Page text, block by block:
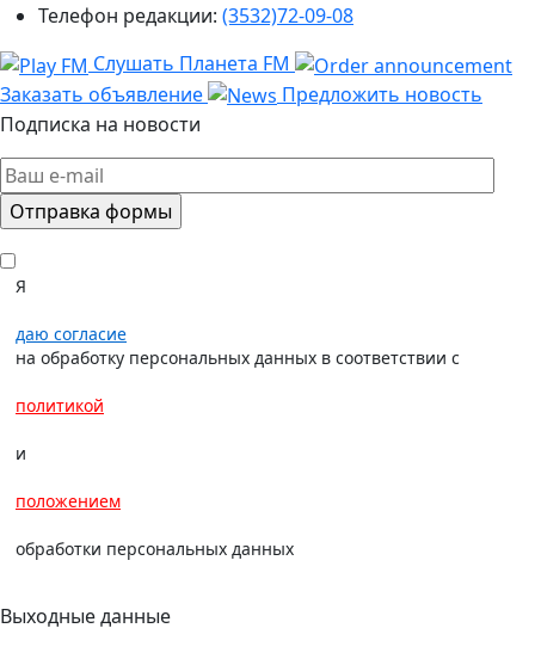
Телефон редакции: (3532)72-09-08
Слушать Планета FM
Заказать объявление
Предложить новость
Подписка на новости
Я
даю согласие
на обработку персональных данных в соответствии с
политикой
и
положением
обработки персональных данных
Выходные данные